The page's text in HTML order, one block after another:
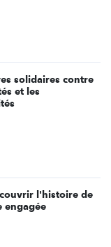
solidaires contre
et les
l'histoire de
engagée